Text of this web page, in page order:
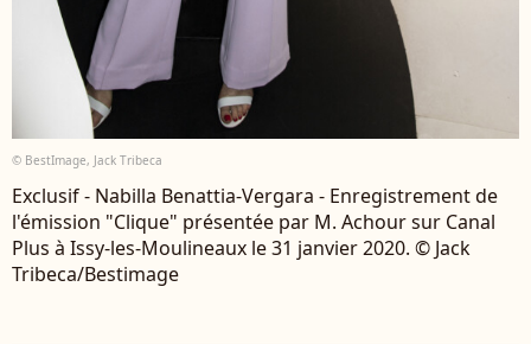
© BestImage, Jack Tribeca
Exclusif - Nabilla Benattia-Vergara - Enregistrement de
l'émission "Clique" présentée par M. Achour sur Canal
Plus à Issy-les-Moulineaux le 31 janvier 2020. © Jack
Tribeca/Bestimage